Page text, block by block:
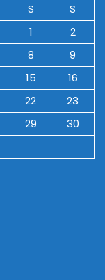
S
S
1
2
8
9
15
16
22
23
29
30